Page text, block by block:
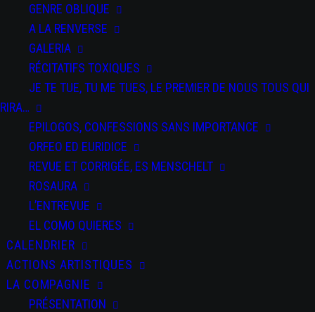
GENRE OBLIQUE
A LA RENVERSE
GALERIA
RÉCITATIFS TOXIQUES
JE TE TUE, TU ME TUES, LE PREMIER DE NOUS TOUS QUI
RIRA…
EPILOGOS, CONFESSIONS SANS IMPORTANCE
ORFEO ED EURIDICE
REVUE ET CORRIGÉE, ES MENSCHELT
ROSAURA
L’ENTREVUE
EL COMO QUIERES
CALENDRIER
ACTIONS ARTISTIQUES
LA COMPAGNIE
PRÉSENTATION
All Day
SPECTACLES
Chantiers
Chantiers
Nomades /
Reportés
Saison
Suivante